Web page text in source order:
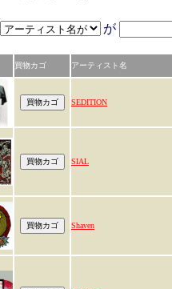
が
買物カゴ アーティスト名
SEDITION
SIAL
Shaven